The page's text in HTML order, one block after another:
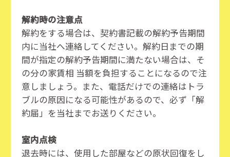
解約時の注意点
解約をする場合は、契約書記載の解約予告期間
内に当社へ連絡してください。解約日までの期
間が指定の解約予告期間に満たない場合は、そ
の分の家賃相 当額を負担することになるので注
意しましょう。また、電話だけでの連絡はトラ
ブルの原因になる可能性があるので、必ず「解
約届」を当社までお送りください。
室内点検
退去時には、使用した部屋などの原状回復をし